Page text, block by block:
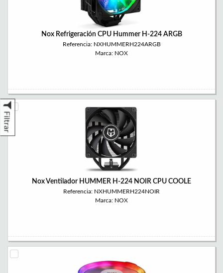
Filtrar
Nox Refrigeración CPU Hummer H-224 ARGB
Referencia: NXHUMMERH224ARGB
Marca: NOX
Nox Ventilador HUMMER H-224 NOIR CPU COOLE
Referencia: NXHUMMERH224NOIR
Marca: NOX